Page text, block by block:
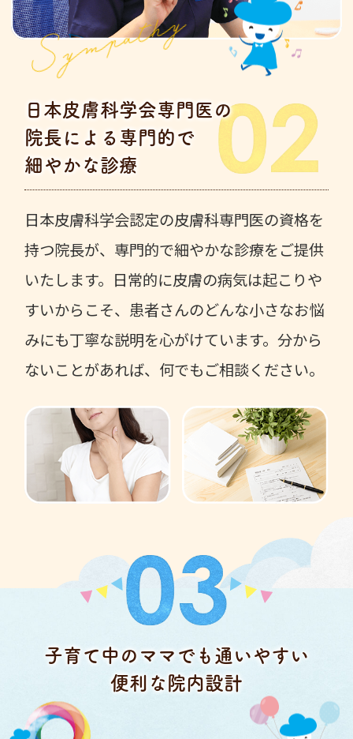
Sympathy
日本皮膚科学会専門医の
院長による専門的で
細やかな診療
日本皮膚科学会認定の皮膚科専門医の資格を
持つ院長が、専門的で細やかな診療をご提供
いたします。日常的に皮膚の病気は起こりや
すいからこそ、患者さんのどんな小さなお悩
みにも丁寧な説明を心がけています。分から
ないことがあれば、何でもご相談ください。
子育て中のママでも通いやすい
便利な院内設計